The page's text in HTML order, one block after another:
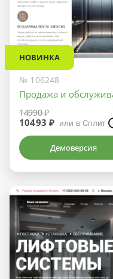
НОВИНКА
№ 106248
Продажа и
14990 ₽
10493 ₽ или в Сплит
Демоверсия